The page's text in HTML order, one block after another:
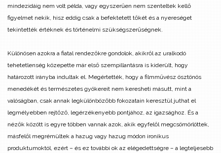
mindezidáig nem volt példa, vagy egyszerűen nem szenteltek kellő
figyelmet nekik, hisz eddig csak a befektetett tőkét és a nyereséget
tekintették értéknek és történelmi szükségszerűségnek.
Különösen azokra a fiatal rendezőkre gondolok, akikről az uralkodó
tehetetlenség közepette már első szempillantásra is kiderült, hogy
határozott irányba indultak el. Megértették, hogy a filmművész ösztönös
menedékét és természetes gyökereit nem keresheti másutt, mint a
valóságban, csak annak legkülönbözőbb fokozatain keresztül juthat el
legmélyebben rejtőző, legérzékenyebb pontjához, az igazsághoz. És a
nézők között is egyre többen vannak azok, akik egyfelől megcsömörlöttek,
másfelől megrémültek a hazug vagy hazug módon ironikus
produktumoktól, ezért – és ez további ok az elégedettségre – a legteljesebb